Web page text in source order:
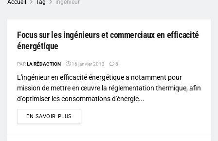
Accueil Tag ingenieur
Focus sur les ingénieurs et commerciaux en efficacité
énergétique
PARLA RÉDACTION 16 janvier 2013 6
L'ingénieur en efficacité énergétique a notamment pour
mission de mettre en œuvre la réglementation thermique, afin
d'optimiser les consommations d'énergie...
EN SAVOIR PLUS